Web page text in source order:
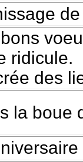
ridicule.
des
la boue